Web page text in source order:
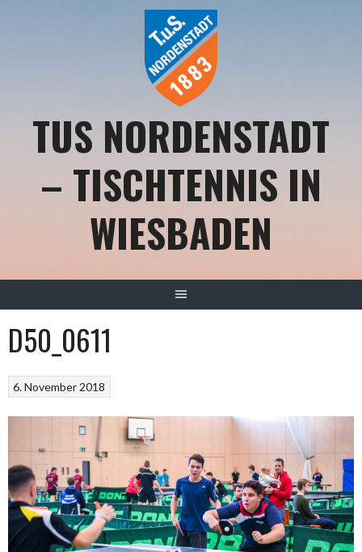
TUS NORDENSTADT
– TISCHTENNIS IN
WIESBADEN
D50_0611
6. November 2018